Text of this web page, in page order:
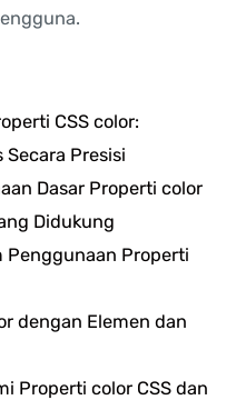
CSS color:
Secara Presisi
Dasar Properti color
Didukung
Penggunaan Properti
dengan Elemen dan
Properti color CSS dan